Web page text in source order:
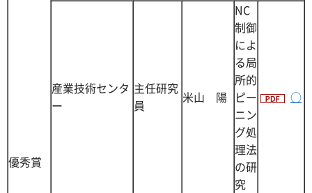
優秀賞
産業技術センタ
ー
主任研究
員
米山 陽
NC
制御
によ
る局
所的
ピー
ニン
グ処
理法
の研
究
○